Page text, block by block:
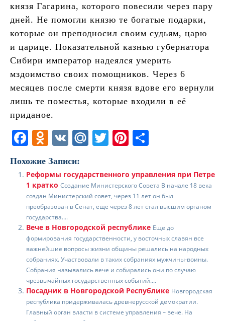
князя Гагарина, которого повесили через пару
дней. Не помогли князю те богатые подарки,
которые он преподносил своим судьям, царю
и царице. Показательной казнью губернатора
Сибири император надеялся умерить
мздоимство своих помощников. Через 6
месяцев после смерти князя вдове его вернули
лишь те поместья, которые входили в её
приданое.
F
c
e
b
o
o
k
O
d
n
o
kl
a
ss
ni
ki
V M
l.
R
u
T
itt
er
Pi
er
e
st
п
р
а
и
т
ь
Похожие Записи:
Реформы государственного управления при Петре
1 кратко Создание Министерского Совета В начале 18 века
создан Министерский совет, через 11 лет он был
преобразован в Сенат, еще через 8 лет стал высшим органом
государства....
Вече в Новгородской республике Еще до
формирования государственности, у восточных славян все
важнейшие вопросы жизни общины решались на народных
собраниях. Участвовали в таких собраниях мужчины-воины.
Собрания назывались вече и собирались они по случаю
чрезвычайных государственных событий....
Посадник в Новгородской Республике Новгородская
республика придерживалась древнерусской демократии.
Главный орган власти в системе управления – вече. На